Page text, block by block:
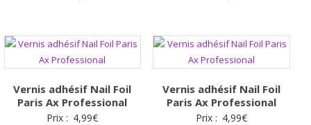
Vernis adhésif Nail Foil
Paris Ax Professional
Prix : 4,99€
Vernis adhésif Nail Foil
Paris Ax Professional
Prix : 4,99€